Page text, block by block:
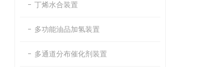
丁烯水合装置
多功能油品加氢装置
多通道分布催化剂装置